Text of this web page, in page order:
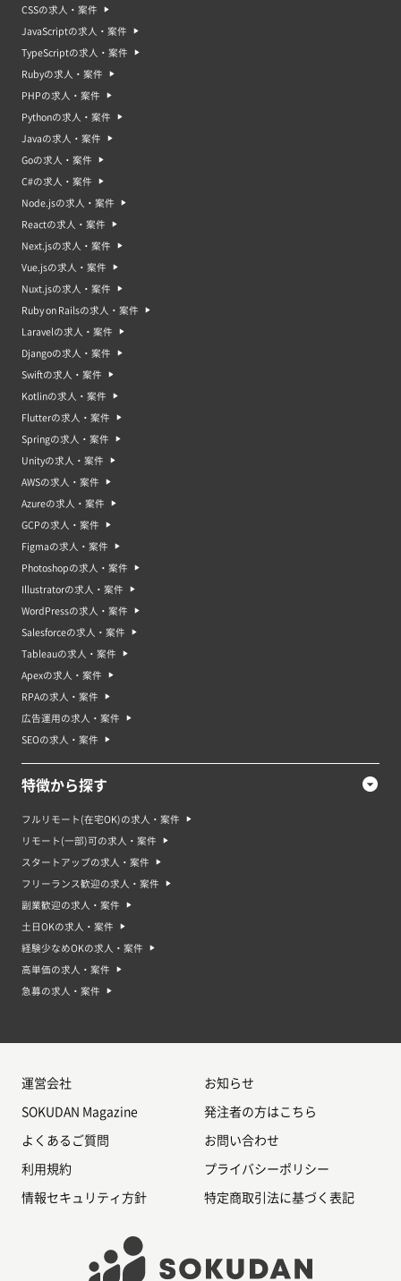
CSSの求人・案件
JavaScriptの求人・案件
TypeScriptの求人・案件
Rubyの求人・案件
PHPの求人・案件
Pythonの求人・案件
Javaの求人・案件
Goの求人・案件
C#の求人・案件
Node.jsの求人・案件
Reactの求人・案件
Next.jsの求人・案件
Vue.jsの求人・案件
Nuxt.jsの求人・案件
Ruby on Railsの求人・案件
Laravelの求人・案件
Djangoの求人・案件
Swiftの求人・案件
Kotlinの求人・案件
Flutterの求人・案件
Springの求人・案件
Unityの求人・案件
AWSの求人・案件
Azureの求人・案件
GCPの求人・案件
Figmaの求人・案件
Photoshopの求人・案件
Illustratorの求人・案件
WordPressの求人・案件
Salesforceの求人・案件
Tableauの求人・案件
Apexの求人・案件
RPAの求人・案件
広告運用の求人・案件
SEOの求人・案件
特徴から探す
フルリモート(在宅OK)の求人・案件
リモート(一部)可の求人・案件
スタートアップの求人・案件
フリーランス歓迎の求人・案件
副業歓迎の求人・案件
土日OKの求人・案件
経験少なめOKの求人・案件
高単価の求人・案件
急募の求人・案件
運営会社 お知らせ
SOKUDAN Magazine 発注者の方はこちら
よくあるご質問 お問い合わせ
利用規約 プライバシーポリシー
情報セキュリティ方針 特定商取引法に基づく表記